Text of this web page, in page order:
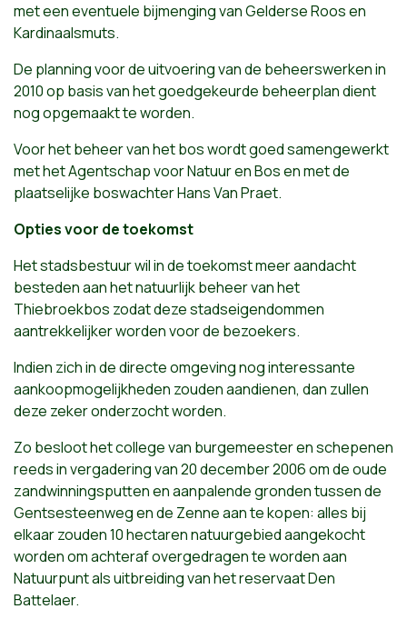
met een eventuele bijmenging van Gelderse Roos en
Kardinaalsmuts.
De planning voor de uitvoering van de beheerswerken in
2010 op basis van het goedgekeurde beheerplan dient
nog opgemaakt te worden.
Voor het beheer van het bos wordt goed samengewerkt
met het Agentschap voor Natuur en Bos en met de
plaatselijke boswachter Hans Van Praet.
Opties voor de toekomst
Het stadsbestuur wil in de toekomst meer aandacht
besteden aan het natuurlijk beheer van het
Thiebroekbos zodat deze stadseigendommen
aantrekkelijker worden voor de bezoekers.
Indien zich in de directe omgeving nog interessante
aankoopmogelijkheden zouden aandienen, dan zullen
deze zeker onderzocht worden.
Zo besloot het college van burgemeester en schepenen
reeds in vergadering van 20 december 2006 om de oude
zandwinningsputten en aanpalende gronden tussen de
Gentsesteenweg en de Zenne aan te kopen: alles bij
elkaar zouden 10 hectaren natuurgebied aangekocht
worden om achteraf overgedragen te worden aan
Natuurpunt als uitbreiding van het reservaat Den
Battelaer.